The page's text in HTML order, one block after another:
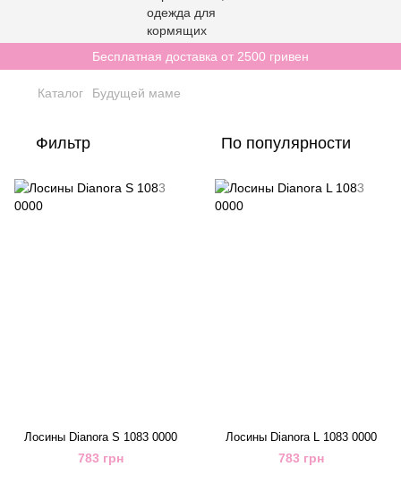
Бесплатная доставка от 2500 гривен
Каталог Будущей маме
Фильтр По популярности
Лосины Dianora S 1083 0000
783 грн
Лосины Dianora L 1083 0000
783 грн